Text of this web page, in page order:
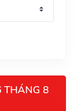
THÁNG 8